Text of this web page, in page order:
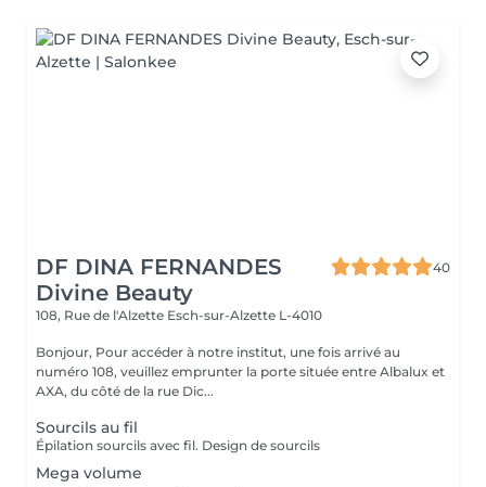
DF DINA FERNANDES
Divine Beauty
40
108, Rue de l'Alzette Esch-sur-Alzette L-4010
Bonjour, Pour accéder à notre institut, une fois arrivé au
numéro 108, veuillez emprunter la porte située entre Albalux et
AXA, du côté de la rue Dic...
Sourcils au fil
Épilation sourcils avec fil. Design de sourcils
Mega volume